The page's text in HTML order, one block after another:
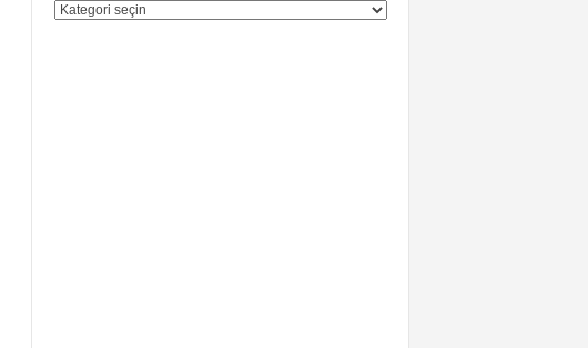
KATEGORİ